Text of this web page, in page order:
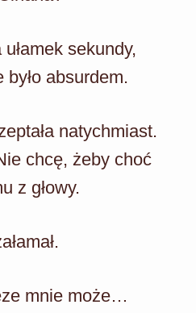
sekundy,
absurdem.
natychmiast.
chcę, żeby choć
z głowy.
mnie może…